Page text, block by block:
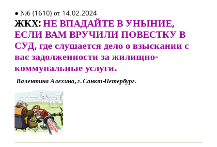
● №6 (1610) от 14.02.2024
ЖКХ:НЕ ВПАДАЙТЕ В УНЫНИЕ,
ЕСЛИ ВАМ ВРУЧИЛИ ПОВЕСТКУ В
СУД, где слушается дело о взыскании с
вас задолженности за жилищно-
коммунальные услуги.
Валентина Алехина, г. Санкт-Петербург.